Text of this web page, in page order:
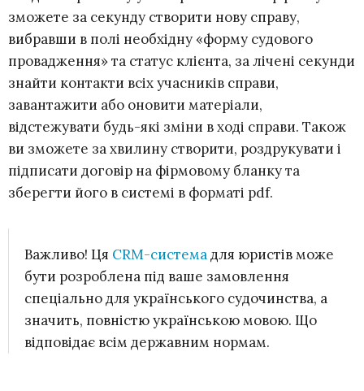
зможете за секунду створити нову справу,
вибравши в полі необхідну «форму судового
провадження» та статус клієнта, за лічені секунди
знайти контакти всіх учасників справи,
завантажити або оновити матеріали,
відстежувати будь-які зміни в ході справи. Також
ви зможете за хвилину створити, роздрукувати і
підписати договір на фірмовому бланку та
зберегти його в системі в форматі pdf.
Важливо! Ця CRM-системадля юристів може
бути розроблена під ваше замовлення
спеціально для українського судочинства, а
значить, повністю українською мовою. Що
відповідає всім державним нормам.